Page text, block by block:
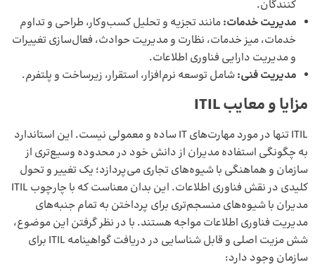
کنندگان.
مدیریت خدمات:مانند تجزیه و تحلیل کسب‌وکار، طراحی و تداوم
خدمات، میز خدمات، نظارت و مدیریت حوادث، فعال‌سازی تغییرات
و مدیریت دارایی فناوری اطلاعات.
مدیریت فنی:شامل توسعه نرم‌افزار، استقرار، زیرساخت و پلتفرم.
مزایا و معایب ITIL
ITIL تنها در مورد مهارت‌های IT ساده و معمولی نیست. این استاندارد
به چگونگی استفاده مدیران از دانش خود در محدوده وسیع‌تری از
سازمان و هماهنگی با شیوه‌های تجاری می‌پردازد؛ یک تغییر و تحول
کلیدی در نقش فناوری اطلاعات. این بدان معناست که با چارچوب ITIL
مدیران با شیوه‌های منسجم‌تری برای پرداختن به تمام جنبه‌های
مدیریت فناوری اطلاعات مواجه هستند. با در نظر گرفتن این موضوع،
شش مزیت اصلی و قابل شناسایی در دریافت گواهینامه ITIL برای
سازمان وجود دارد: